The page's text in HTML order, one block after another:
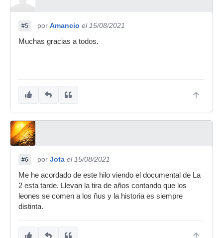
#5 por Amancio el 15/08/2021
Muchas gracias a todos.
#6 por Jota el 15/08/2021
Me he acordado de este hilo viendo el documental de La
2 esta tarde. Llevan la tira de años contando que los
leones se comen a los ñus y la historia es siempre
distinta.